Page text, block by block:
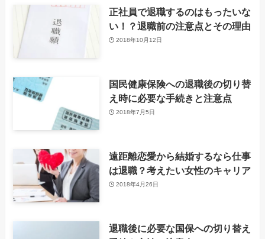
正社員で退職するのはもったいな
い！？退職前の注意点とその理由
2018年10月12日
国民健康保険への退職後の切り替
え時に必要な手続きと注意点
2018年7月5日
遠距離恋愛から結婚するなら仕事
は退職？考えたい女性のキャリア
2018年4月26日
退職後に必要な国保への切り替え